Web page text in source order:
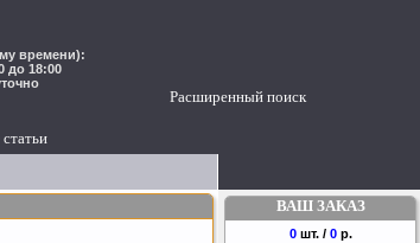
Расширенный поиск
времени):
до 18:00
ВАШ ЗАКАЗ
0 шт. / 0 р.